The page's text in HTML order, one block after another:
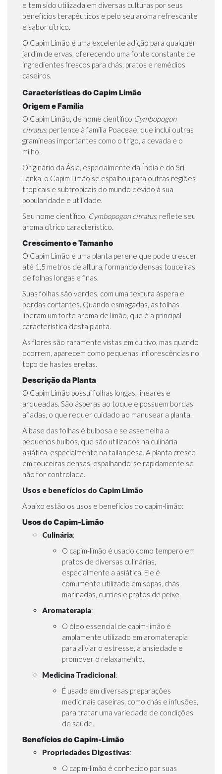
e tem sido utilizada em diversas culturas por seus
benefícios terapêuticos e pelo seu aroma refrescante
e sabor cítrico.
O Capim Limão é uma excelente adição para qualquer
jardim de ervas, oferecendo uma fonte constante de
ingredientes frescos para chás, pratos e remédios
caseiros.
Características do Capim Limão
Origem e Família
O Capim Limão, de nome científico Cymbopogon
citratus, pertence à família Poaceae, que inclui outras
gramíneas importantes como o trigo, a cevada e o
milho.
Originário da Ásia, especialmente da Índia e do Sri
Lanka, o Capim Limão se espalhou para outras regiões
tropicais e subtropicais do mundo devido à sua
popularidade e utilidade.
Seu nome científico, Cymbopogon citratus, reflete seu
aroma cítrico característico.
Crescimento e Tamanho
O Capim Limão é uma planta perene que pode crescer
até 1,5 metros de altura, formando densas touceiras
de folhas longas e finas.
Suas folhas são verdes, com uma textura áspera e
bordas cortantes. Quando esmagadas, as folhas
liberam um forte aroma de limão, que é a principal
característica desta planta.
As flores são raramente vistas em cultivo, mas quando
ocorrem, aparecem como pequenas inflorescências no
topo de hastes eretas.
Descrição da Planta
O Capim Limão possui folhas longas, lineares e
arqueadas. São ásperas ao toque e possuem bordas
afiadas, o que requer cuidado ao manusear a planta.
A base das folhas é bulbosa e se assemelha a
pequenos bulbos, que são utilizados na culinária
asiática, especialmente na tailandesa. A planta cresce
em touceiras densas, espalhando-se rapidamente se
não for controlada.
Usos e benefícios do Capim Limão
Abaixo estão os usos e benefícios do capim-limão:
Usos do Capim-Limão
Culinária:
O capim-limão é usado como tempero em
pratos de diversas culinárias,
especialmente a asiática. Ele é
comumente utilizado em sopas, chás,
marinadas, curries e pratos de peixe.
Aromaterapia:
O óleo essencial de capim-limão é
amplamente utilizado em aromaterapia
para aliviar o estresse, a ansiedade e
promover o relaxamento.
Medicina Tradicional:
É usado em diversas preparações
medicinais caseiras, como chás e infusões,
para tratar uma variedade de condições
de saúde.
Benefícios do Capim-Limão
Propriedades Digestivas:
O capim-limão é conhecido por suas